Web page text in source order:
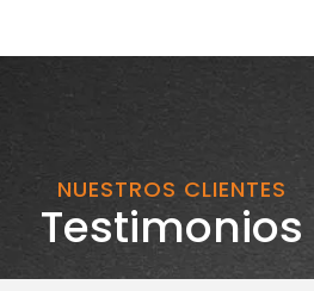
NUESTROS CLIENTES
Testimonios